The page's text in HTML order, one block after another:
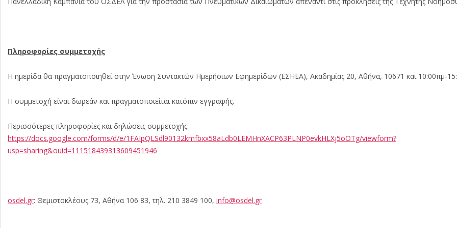
Πληροφορίες συμμετοχής
Η ημερίδα θα πραγματοποιηθεί στην Ένωση Συντακτών Ημερήσιων Εφημερίδων (ΕΣΗΕΑ), Ακαδημίας 20, Αθήνα, 10671 και 10:00πμ-
Η συμμετοχή είναι δωρεάν και πραγματοποιείται κατόπιν εγγραφής.
Περισσότερες πληροφορίες και δηλώσεις συμμετοχής:
https://docs.google.com/forms/d/e/1FAIpQLSdl90132kmfbxx58aLdb0LEMHnXACP63PLNP0evkHLXj5oOTg/viewform?
usp=sharing&ouid=111518439313609451946
osdel.gr: Θεμιστοκλέους 73, Αθήνα 106 83, τηλ. 210 3849 100, info@osdel.gr